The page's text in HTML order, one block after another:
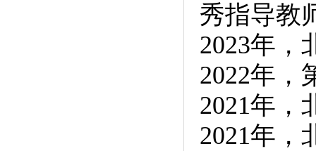
秀指导教
2023年，
2022年，
2021年，
2021年，